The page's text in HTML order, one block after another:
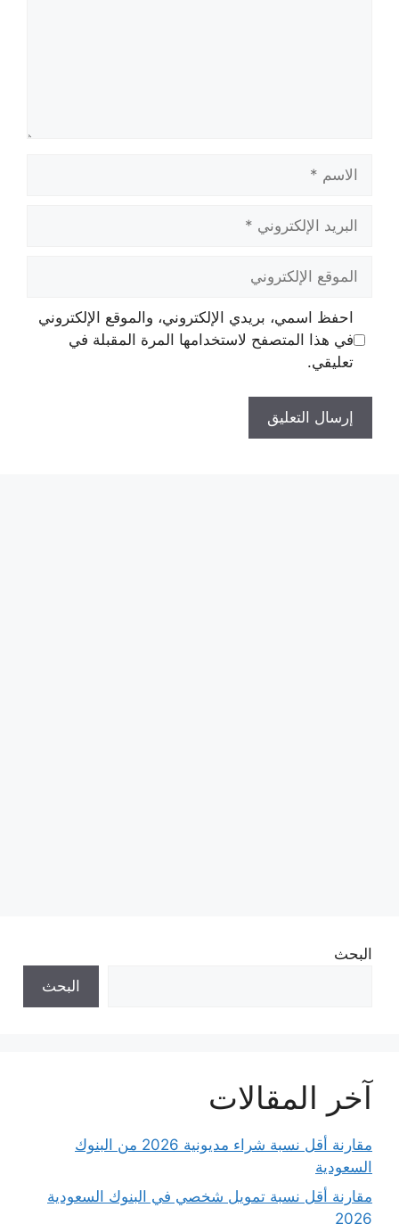
الاسم
البريد
الإلكتروني
الموقع
الإلكتروني
احفظ اسمي، بريدي الإلكتروني، والموقع الإلكتروني
في هذا المتصفح لاستخدامها المرة المقبلة في
تعليقي.
البحث
البحث
آخر المقالات
مقارنة أقل نسبة شراء مديونية 2026 من البنوك
السعودية
مقارنة أقل نسبة تمويل شخصي في البنوك السعودية
2026